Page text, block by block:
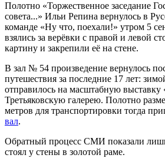
Полотно «Торжественное заседание
совета...» Ильи Репина вернулось в
команде «Ну что, поехали!» утром 5
взялись за верёвки с правой и левой
картину и закрепили её на стене.
В зал № 54 произведение вернулось
путешествия за последние 17 лет:
отправилось на масштабную выставку
Третьяковскую галерею. Полотно
метров для транспортировки тогда
вал.
Обратный процесс СМИ показали
стоял у стены в золотой раме.